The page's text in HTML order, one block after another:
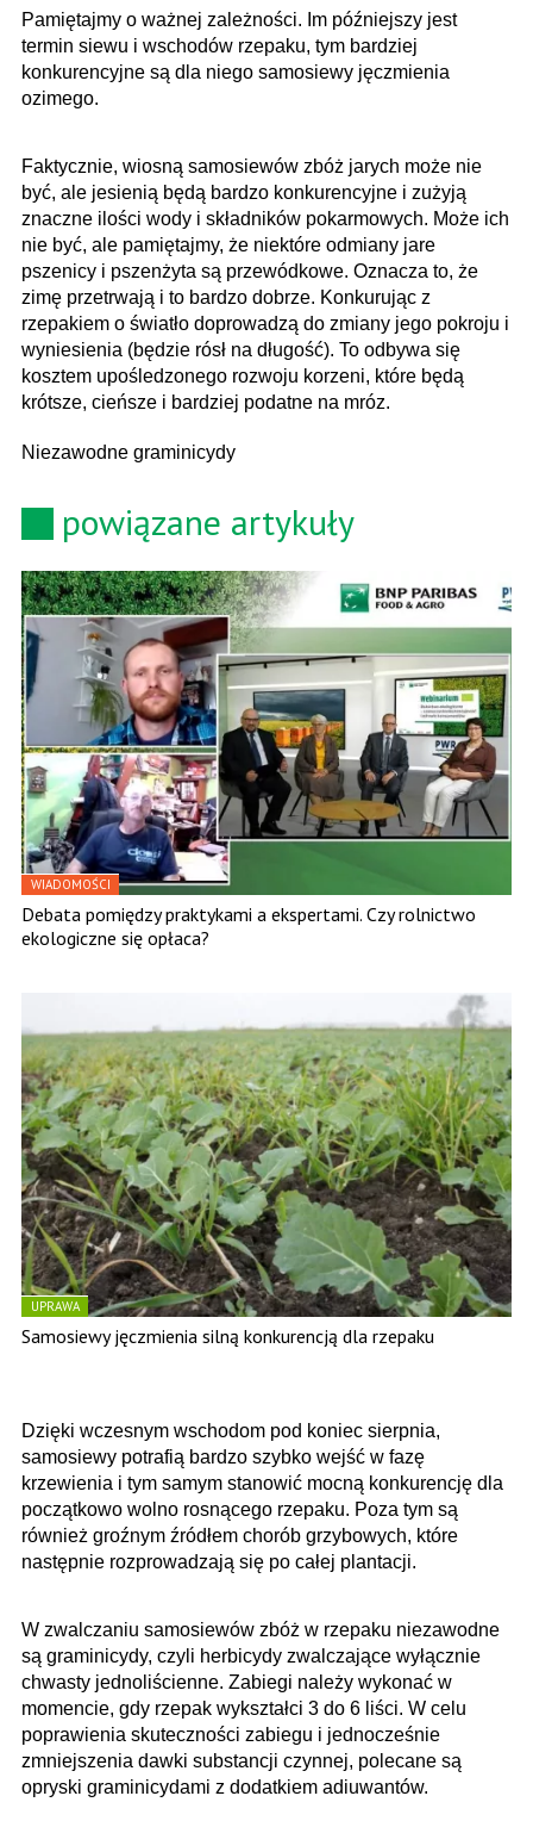
Pamiętajmy o ważnej zależności. Im późniejszy jest
termin siewu i wschodów rzepaku, tym bardziej
konkurencyjne są dla niego samosiewy jęczmienia
ozimego.
Faktycznie, wiosną samosiewów zbóż jarych może nie
być, ale jesienią będą bardzo konkurencyjne i zużyją
znaczne ilości wody i składników pokarmowych. Może ich
nie być, ale pamiętajmy, że niektóre odmiany jare
pszenicy i pszenżyta są przewódkowe. Oznacza to, że
zimę przetrwają i to bardzo dobrze. Konkurując z
rzepakiem o światło doprowadzą do zmiany jego pokroju i
wyniesienia (będzie rósł na długość). To odbywa się
kosztem upośledzonego rozwoju korzeni, które będą
krótsze, cieńsze i bardziej podatne na mróz.
Niezawodne graminicydy
powiązane artykuły
WIADOMOŚCI
Debata pomiędzy praktykami a ekspertami. Czy rolnictwo
ekologiczne się opłaca?
UPRAWA
Samosiewy jęczmienia silną konkurencją dla rzepaku
Dzięki wczesnym wschodom pod koniec sierpnia,
samosiewy potrafią bardzo szybko wejść w fazę
krzewienia i tym samym stanowić mocną konkurencję dla
początkowo wolno rosnącego rzepaku. Poza tym są
również groźnym źródłem chorób grzybowych, które
następnie rozprowadzają się po całej plantacji.
W zwalczaniu samosiewów zbóż w rzepaku niezawodne
są graminicydy, czyli herbicydy zwalczające wyłącznie
chwasty jednoliścienne. Zabiegi należy wykonać w
momencie, gdy rzepak wykształci 3 do 6 liści. W celu
poprawienia skuteczności zabiegu i jednocześnie
zmniejszenia dawki substancji czynnej, polecane są
opryski graminicydami z dodatkiem adiuwantów.